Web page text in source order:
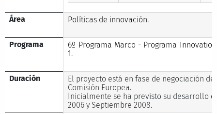
Área Políticas de innovación.
Programa
6º Programa Marco - Programa
1.
Duración
El proyecto está en fase de negociación
Comisión Europea.
Inicialmente se ha previsto su desarrollo
2006 y Septiembre 2008.